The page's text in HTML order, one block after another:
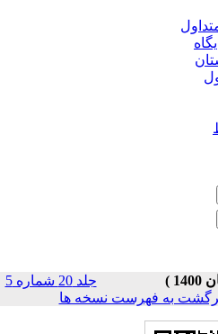
جلد 20 شماره 5
به فهرست نسخه ها